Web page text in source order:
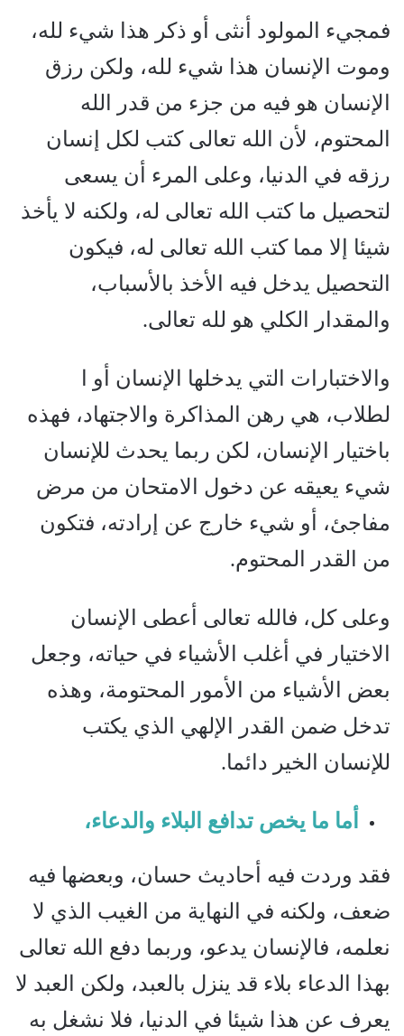
فمجيء المولود أنثى أو ذكر هذا شيء لله،
وموت الإنسان هذا شيء لله، ولكن رزق
الإنسان هو فيه من جزء من قدر الله
المحتوم، لأن الله تعالى كتب لكل إنسان
رزقه في الدنيا، وعلى المرء أن يسعى
لتحصيل ما كتب الله تعالى له، ولكنه لا يأخذ
شيئا إلا مما كتب الله تعالى له، فيكون
التحصيل يدخل فيه الأخذ بالأسباب،
والمقدار الكلي هو لله تعالى.
والاختبارات التي يدخلها الإنسان أو ا
لطلاب، هي رهن المذاكرة والاجتهاد، فهذه
باختيار الإنسان، لكن ربما يحدث للإنسان
شيء يعيقه عن دخول الامتحان من مرض
مفاجئ، أو شيء خارج عن إرادته، فتكون
من القدر المحتوم.
وعلى كل، فالله تعالى أعطى الإنسان
الاختيار في أغلب الأشياء في حياته، وجعل
بعض الأشياء من الأمور المحتومة، وهذه
تدخل ضمن القدر الإلهي الذي يكتب
للإنسان الخير دائما.
أما ما يخص تدافع البلاء والدعاء،
فقد وردت فيه أحاديث حسان، وبعضها فيه
ضعف، ولكنه في النهاية من الغيب الذي لا
نعلمه، فالإنسان يدعو، وربما دفع الله تعالى
بهذا الدعاء بلاء قد ينزل بالعبد، ولكن العبد لا
يعرف عن هذا شيئا في الدنيا، فلا نشغل به